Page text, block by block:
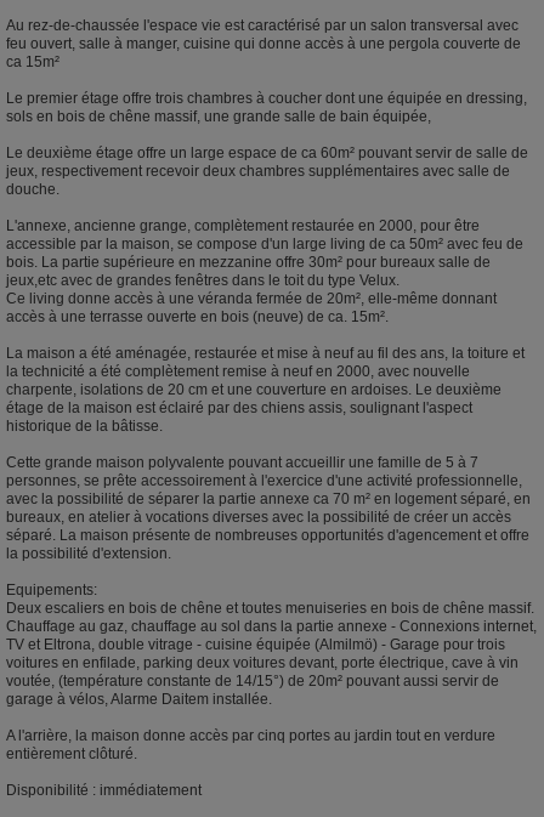
Au rez-de-chaussée l'espace vie est caractérisé par un salon transversal avec
feu ouvert, salle à manger, cuisine qui donne accès à une pergola couverte de
ca 15m²
Le premier étage offre trois chambres à coucher dont une équipée en dressing,
sols en bois de chêne massif, une grande salle de bain équipée,
Le deuxième étage offre un large espace de ca 60m² pouvant servir de salle de
jeux, respectivement recevoir deux chambres supplémentaires avec salle de
douche.
L'annexe, ancienne grange, complètement restaurée en 2000, pour être
accessible par la maison, se compose d'un large living de ca 50m² avec feu de
bois. La partie supérieure en mezzanine offre 30m² pour bureaux salle de
jeux,etc avec de grandes fenêtres dans le toit du type Velux.
Ce living donne accès à une véranda fermée de 20m², elle-même donnant
accès à une terrasse ouverte en bois (neuve) de ca. 15m².
La maison a été aménagée, restaurée et mise à neuf au fil des ans, la toiture et
la technicité a été complètement remise à neuf en 2000, avec nouvelle
charpente, isolations de 20 cm et une couverture en ardoises. Le deuxième
étage de la maison est éclairé par des chiens assis, soulignant l'aspect
historique de la bâtisse.
Cette grande maison polyvalente pouvant accueillir une famille de 5 à 7
personnes, se prête accessoirement à l'exercice d'une activité professionnelle,
avec la possibilité de séparer la partie annexe ca 70 m² en logement séparé, en
bureaux, en atelier à vocations diverses avec la possibilité de créer un accès
séparé. La maison présente de nombreuses opportunités d'agencement et offre
la possibilité d'extension.
Equipements:
Deux escaliers en bois de chêne et toutes menuiseries en bois de chêne massif.
Chauffage au gaz, chauffage au sol dans la partie annexe - Connexions internet,
TV et Eltrona, double vitrage - cuisine équipée (Almilmö) - Garage pour trois
voitures en enfilade, parking deux voitures devant, porte électrique, cave à vin
voutée, (température constante de 14/15°) de 20m² pouvant aussi servir de
garage à vélos, Alarme Daitem installée.
A l'arrière, la maison donne accès par cinq portes au jardin tout en verdure
entièrement clôturé.
Disponibilité : immédiatement